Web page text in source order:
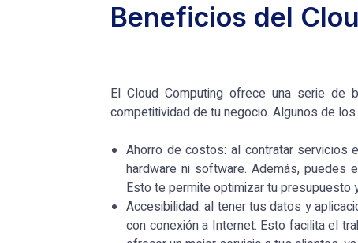
Beneficios del
El Cloud Computing ofrece una serie de
competitividad de tu negocio. Algunos de
Ahorro de costos: al contratar servicios
hardware ni software. Además, puedes
Esto te permite optimizar tu presupuesto
Accesibilidad: al tener tus datos y
con conexión a Internet. Esto facilita el